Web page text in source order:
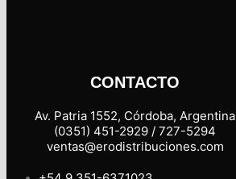
CONTACTO
Av. Patria 1552, Córdoba, Argentina
(0351) 451-2929 / 727-5294
ventas@erodistribuciones.com